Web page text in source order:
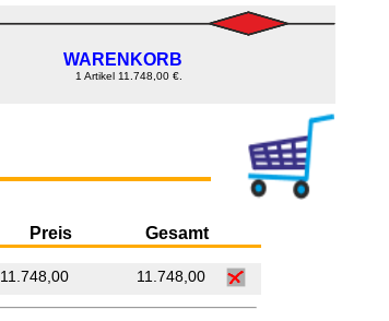
WARENKORB
1 Artikel 11.748,00 €.
Preis Gesamt
11.748,00 11.748,00